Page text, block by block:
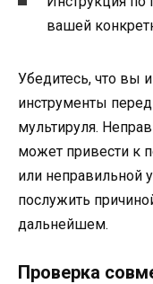
вашей
Убедитесь, что вы
инструменты перед
мультируля.
может привести к
или неправильной
послужить
дальнейшем.
Проверка